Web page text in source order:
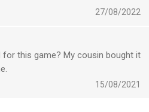
27/08/2022
for this game? My cousin bought it
15/08/2021